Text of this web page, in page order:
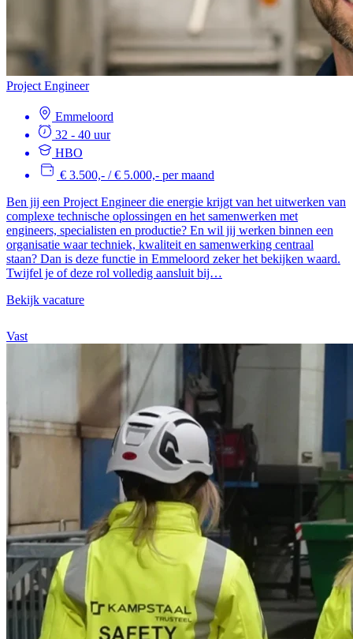
Project Engineer
Emmeloord
32 - 40 uur
HBO
€ 3.500,- / € 5.000,- per maand
Ben jij een Project Engineer die energie krijgt van het uitwerken van
complexe technische oplossingen en het samenwerken met
engineers, specialisten en productie? En wil jij werken binnen een
organisatie waar techniek, kwaliteit en samenwerking centraal
staan? Dan is deze functie in Emmeloord zeker het bekijken waard.
Twijfel je of deze rol volledig aansluit bij…
Bekijk vacature
Vast